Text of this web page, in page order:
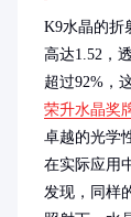
K9水晶的折
高达1.52，
超过92%，
荣升水晶奖
卓越的光学
在实际应用
发现，同样